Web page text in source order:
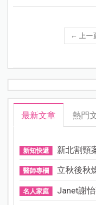
← 上一
最新文章 熱門
新知快遞 新北割頸
醫師專欄 立秋後秋
名人家庭 Janet謝